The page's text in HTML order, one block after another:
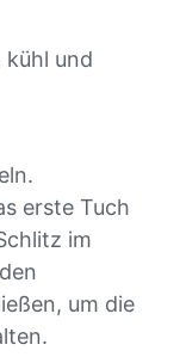
und
erste Tuch
im
um die